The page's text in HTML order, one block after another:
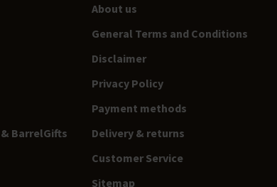
BarrelGifts
About us
General Terms and Conditions
Disclaimer
Privacy Policy
Payment methods
Delivery & returns
Customer Service
Sitemap